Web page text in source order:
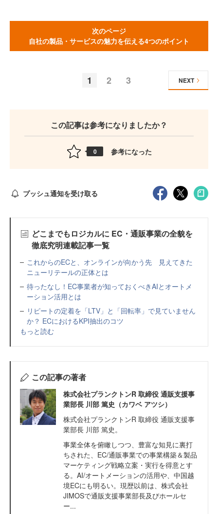
次のページ
自社の製品・サービスの魅力を伝える4つのポイント
1 2 3 NEXT
この記事は参考になりましたか？
0 参考になった
プッシュ通知を受け取る
どこまでもロジカルに EC・通販事業の全貌を
徹底究明連載記事一覧
これからのECと、オンラインが向かう先 見えてきた
ニューリテールの正体とは
待ったなし！EC事業者が知っておくべきAIとオートメ
ーション活用とは
リピートの定着を「LTV」と「回転率」で見ていません
か？ ECにおけるKPI抽出のコツ
もっと読む
この記事の著者
株式会社プランクトンR 取締役 通販支援事
業部長 川部 篤史（カワベ アツシ）
株式会社プランクトンR 取締役 通販支援事
業部長 川部 篤史。
事業全体を俯瞰しつつ、豊富な知見に裏打
ちされた、EC/通販事業での事業構築＆製品
マーケティング戦略立案・実行を得意とす
る。AI/オートメーションの活用や、中国越
境ECにも明るい。現歴以前は、株式会社
JIMOSで通販支援事業部長及びホールセ
ー...